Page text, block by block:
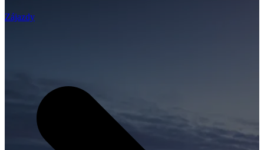
Zájazdy